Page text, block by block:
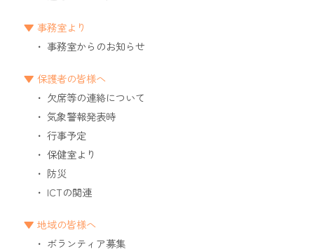
事務室より
事務室からのお知らせ
保護者の皆様へ
欠席等の連絡について
気象警報発表時
行事予定
保健室より
防災
ICTの関連
地域の皆様へ
ボランティア募集